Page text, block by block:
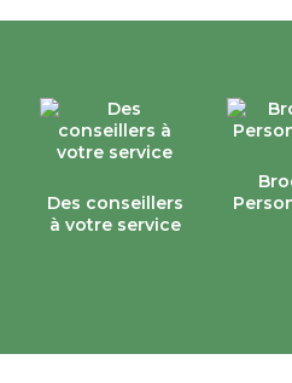
Des conseillers
à votre service